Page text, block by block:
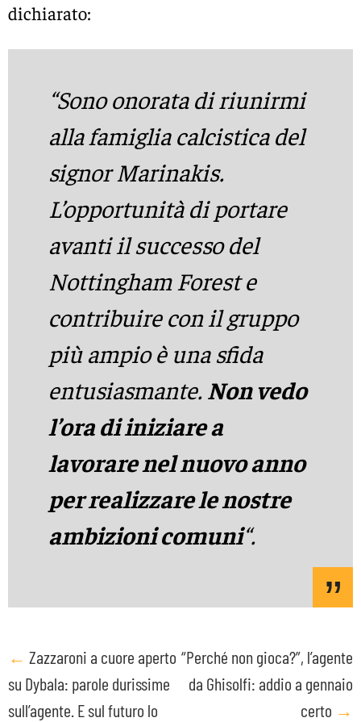
dichiarato:
“Sono onorata di riunirmi
alla famiglia calcistica del
signor Marinakis.
L’opportunità di portare
avanti il successo del
Nottingham Forest e
contribuire con il gruppo
più ampio è una sfida
entusiasmante.Non vedo
l’ora di iniziare a
lavorare nel nuovo anno
per realizzare le nostre
ambizioni comuni“.
Post
navigation
← Zazzaroni a cuore aperto
su Dybala: parole durissime
sull’agente. E sul futuro lo
“Perché non gioca?”, l’agente
da Ghisolfi: addio a gennaio
certo →